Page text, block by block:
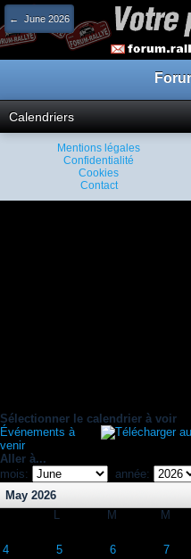
← June 2026
Calendriers
Sélectionner le calendrier à voir
Événements à
venir
Aller à...
mois:
année:
May 2026
M M
4
5 6 7
Mentions légales
Confidentialité
Cookies
Contact